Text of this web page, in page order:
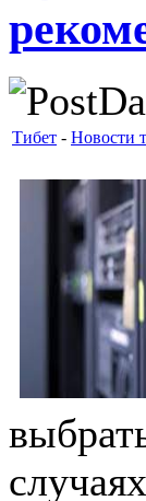
Тибет - Новости